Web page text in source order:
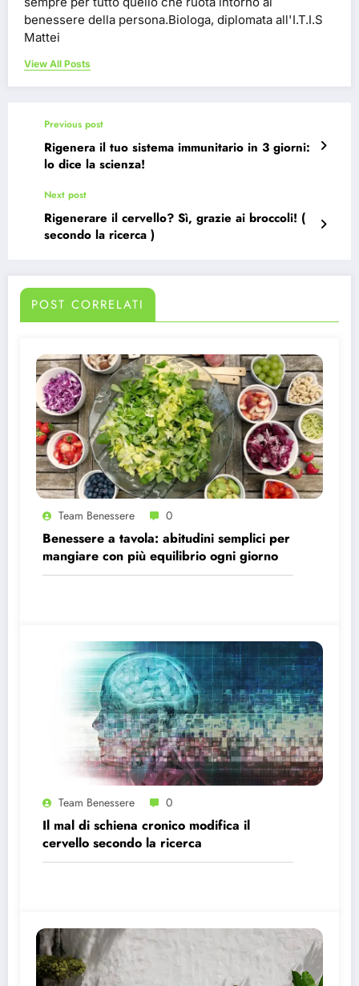
benessere della persona.Biologa, diplomata all'I.T.I.S
Mattei
View All Posts
Previous post
Rigenera il tuo sistema immunitario in 3 giorni:
lo dice la scienza!
Next post
Rigenerare il cervello? Sì, grazie ai broccoli! (
secondo la ricerca )
POST CORRELATI
Team Benessere 0
Benessere a tavola: abitudini semplici per
mangiare con più equilibrio ogni giorno
Team Benessere 0
Il mal di schiena cronico modifica il
cervello secondo la ricerca